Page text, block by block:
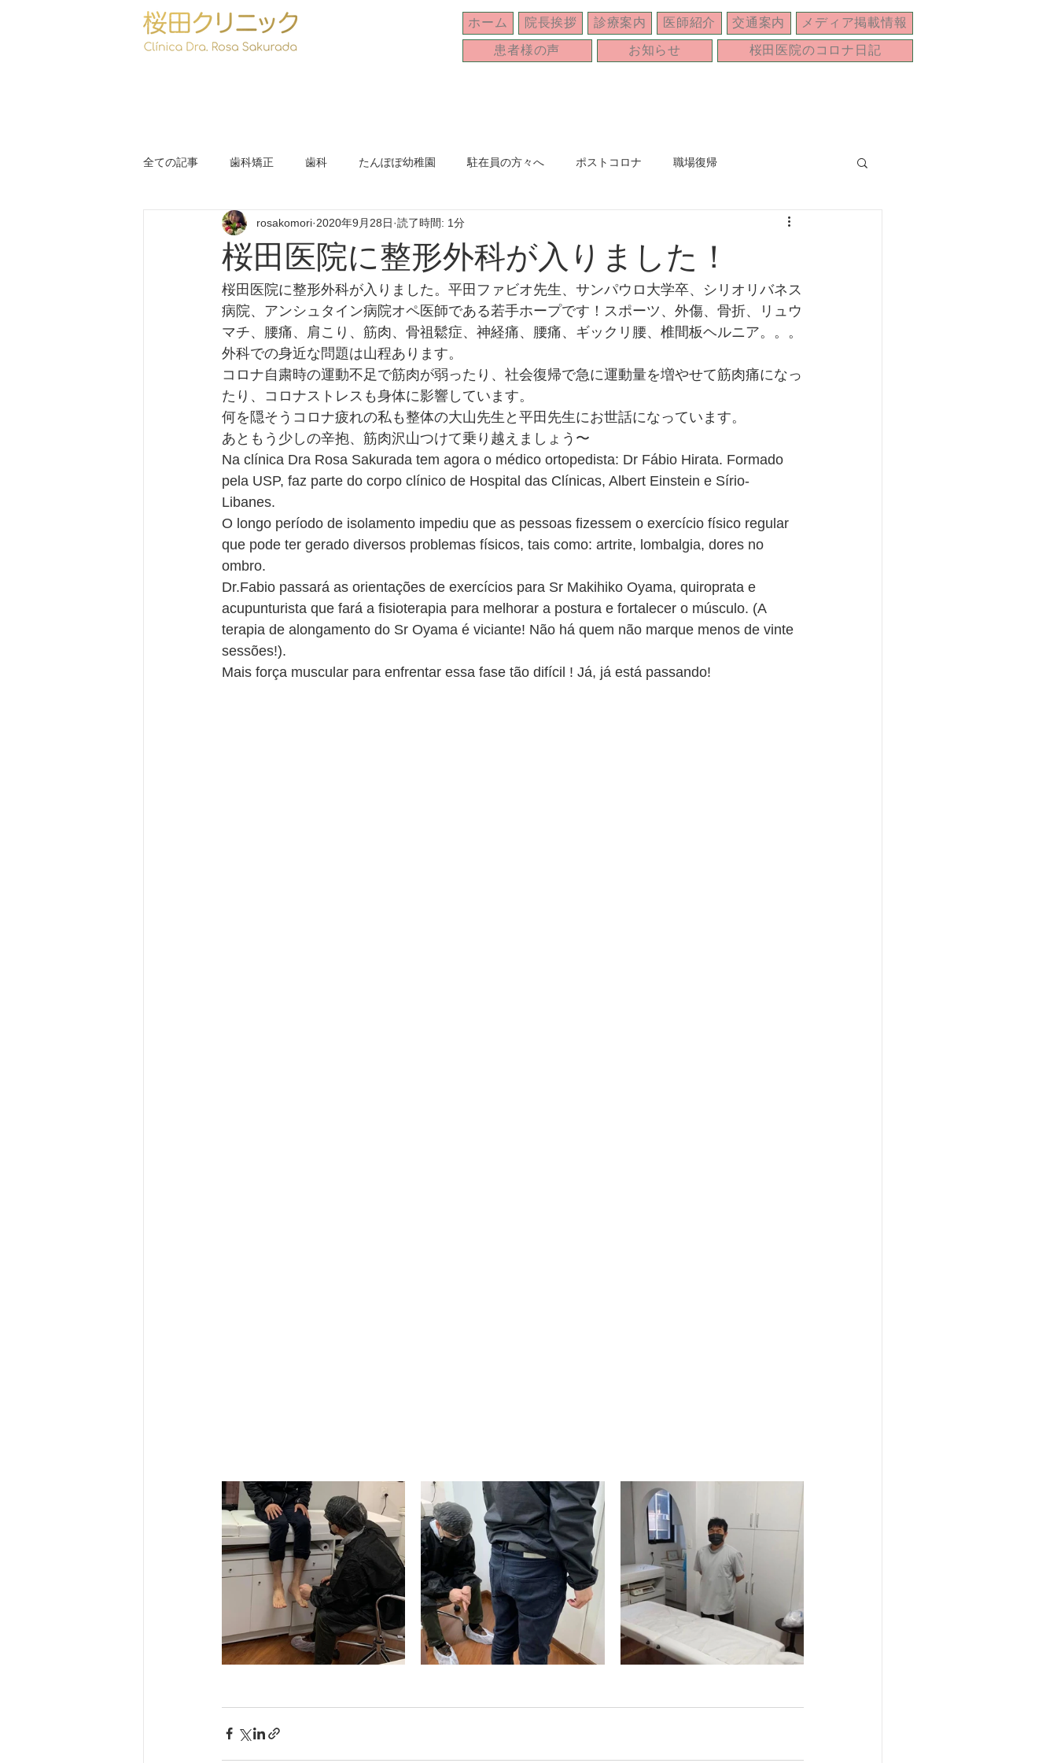
ホーム 院長挨拶 診療案内 医師紹介 交通案内
メディア掲載情報
患者様の声
お知らせ 桜田医院のコロナ日記
全ての記事 歯科矯正 歯科 たんぽぽ幼稚園 駐在員の方々へ ポストコロナ 職場復帰
フェスタジュニーナ コロナ ブラジル 忘年会
桜田医院に整形外科が入りました！
rosakomori 2020年9月28日 読了時間: 1分
桜田医院に整形外科が入りました。平田ファビオ先生、サンパウロ大学卒、シリオリバネス
病院、アンシュタイン病院オペ医師である若手ホープです！スポーツ、外傷、骨折、リュウ
マチ、腰痛、肩こり、筋肉、骨祖鬆症、神経痛、腰痛、ギックリ腰、椎間板ヘルニア。。。
外科での身近な問題は山程あります。
コロナ自粛時の運動不足で筋肉が弱ったり、社会復帰で急に運動量を増やせて筋肉痛になっ
たり、コロナストレスも身体に影響しています。
何を隠そうコロナ疲れの私も整体の大山先生と平田先生にお世話になっています。
あともう少しの辛抱、筋肉沢山つけて乗り越えましょう〜
Na clínica Dra Rosa Sakurada tem agora o médico ortopedista: Dr Fábio Hirata. Formado
pela USP, faz parte do corpo clínico de Hospital das Clínicas, Albert Einstein e Sírio-
Libanes.
O longo período de isolamento impediu que as pessoas fizessem o exercício físico regular
que pode ter gerado diversos problemas físicos, tais como: artrite, lombalgia, dores no
ombro.
Dr.Fabio passará as orientações de exercícios para Sr Makihiko Oyama, quiroprata e
acupunturista que fará a fisioterapia para melhorar a postura e fortalecer o músculo. (A
terapia de alongamento do Sr Oyama é viciante! Não há quem não marque menos de vinte
sessões!).
Mais força muscular para enfrentar essa fase tão difícil ! Já, já está passando!